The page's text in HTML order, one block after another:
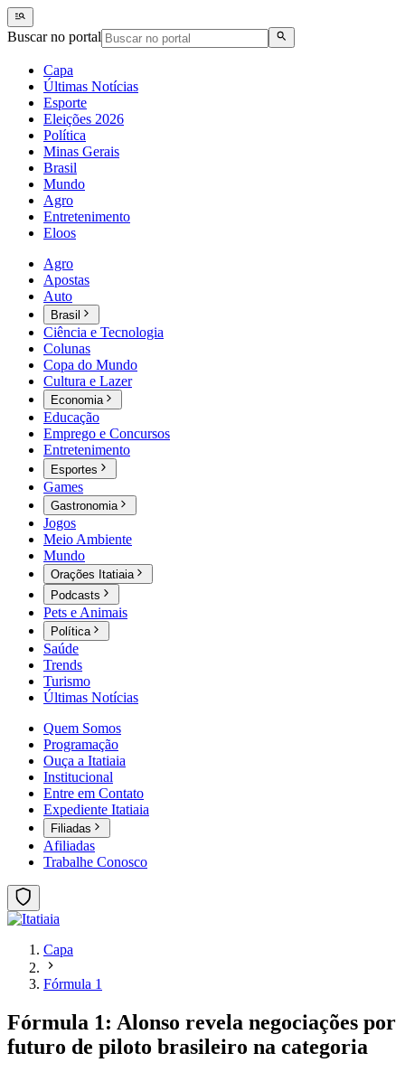
Buscar no portal
Capa
Últimas Notícias
Esporte
Eleições 2026
Política
Minas Gerais
Brasil
Mundo
Agro
Entretenimento
Eloos
Agro
Apostas
Auto
Brasil
Ciência e Tecnologia
Colunas
Copa do Mundo
Cultura e Lazer
Economia
Educação
Emprego e Concursos
Entretenimento
Esportes
Games
Gastronomia
Jogos
Meio Ambiente
Mundo
Orações Itatiaia
Podcasts
Pets e Animais
Política
Saúde
Trends
Turismo
Últimas Notícias
Quem Somos
Programação
Ouça a Itatiaia
Institucional
Entre em Contato
Expediente Itatiaia
Filiadas
Afiliadas
Trabalhe Conosco
Capa
Fórmula 1
Fórmula 1: Alonso revela negociações por
futuro de piloto brasileiro na categoria